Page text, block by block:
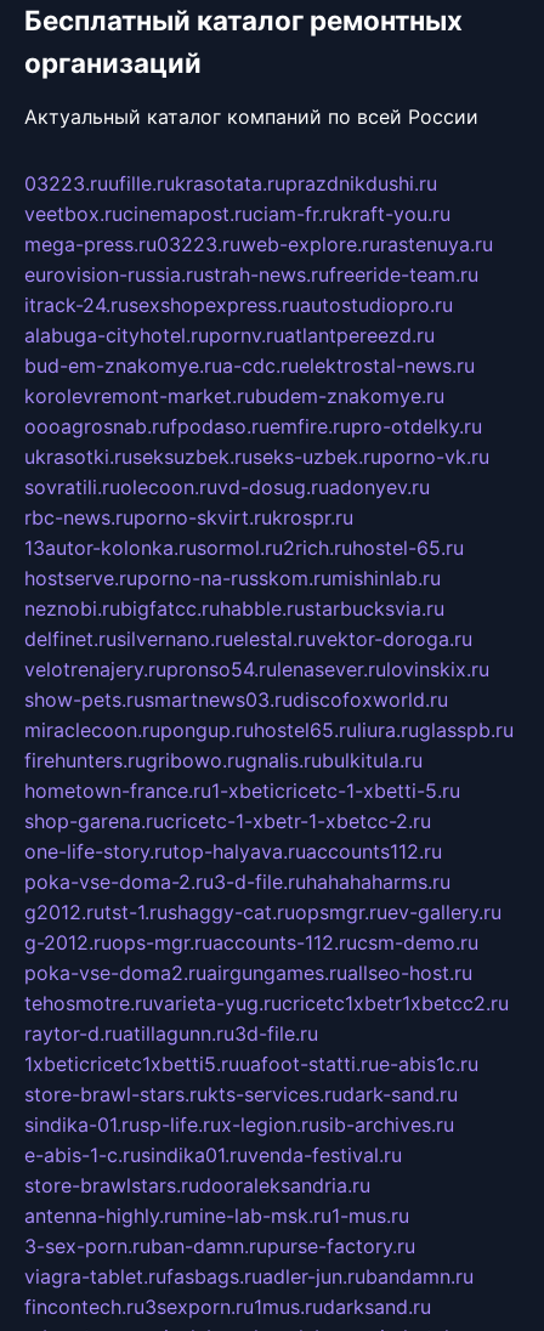
Бесплатный каталог ремонтных
организаций
Актуальный каталог компаний по всей России
03223.ruufille.rukrasotata.ruprazdnikdushi.ru
veetbox.rucinemapost.ruciam-fr.rukraft-you.ru
mega-press.ru03223.ruweb-explore.rurastenuya.ru
eurovision-russia.rustrah-news.rufreeride-team.ru
itrack-24.rusexshopexpress.ruautostudiopro.ru
alabuga-cityhotel.rupornv.ruatlantpereezd.ru
bud-em-znakomye.rua-cdc.ruelektrostal-news.ru
korolevremont-market.rubudem-znakomye.ru
oooagrosnab.rufpodaso.ruemfire.rupro-otdelky.ru
ukrasotki.ruseksuzbek.ruseks-uzbek.ruporno-vk.ru
sovratili.ruolecoon.ruvd-dosug.ruadonyev.ru
rbc-news.ruporno-skvirt.rukrospr.ru
13autor-kolonka.rusormol.ru2rich.ruhostel-65.ru
hostserve.ruporno-na-russkom.rumishinlab.ru
neznobi.rubigfatcc.ruhabble.rustarbucksvia.ru
delfinet.rusilvernano.ruelestal.ruvektor-doroga.ru
velotrenajery.rupronso54.rulenasever.rulovinskix.ru
show-pets.rusmartnews03.rudiscofoxworld.ru
miraclecoon.rupongup.ruhostel65.ruliura.ruglasspb.ru
firehunters.rugribowo.rugnalis.rubulkitula.ru
hometown-france.ru1-xbeticricetc-1-xbetti-5.ru
shop-garena.rucricetc-1-xbetr-1-xbetcc-2.ru
one-life-story.rutop-halyava.ruaccounts112.ru
poka-vse-doma-2.ru3-d-file.ruhahahaharms.ru
g2012.rutst-1.rushaggy-cat.ruopsmgr.ruev-gallery.ru
g-2012.ruops-mgr.ruaccounts-112.rucsm-demo.ru
poka-vse-doma2.ruairgungames.ruallseo-host.ru
tehosmotre.ruvarieta-yug.rucricetc1xbetr1xbetcc2.ru
raytor-d.ruatillagunn.ru3d-file.ru
1xbeticricetc1xbetti5.ruuafoot-statti.rue-abis1c.ru
store-brawl-stars.rukts-services.rudark-sand.ru
sindika-01.rusp-life.rux-legion.rusib-archives.ru
e-abis-1-c.rusindika01.ruvenda-festival.ru
store-brawlstars.rudooraleksandria.ru
antenna-highly.rumine-lab-msk.ru1-mus.ru
3-sex-porn.ruban-damn.rupurse-factory.ru
viagra-tablet.rufasbags.ruadler-jun.rubandamn.ru
fincontech.ru3sexporn.ru1mus.rudarksand.ru